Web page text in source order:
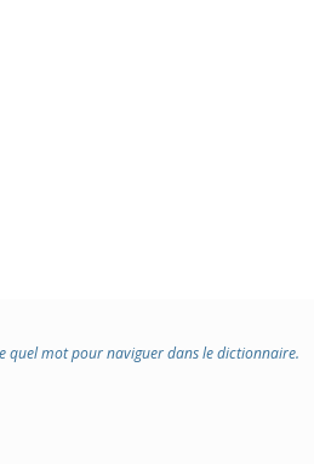
quel mot pour naviguer dans le dictionnaire.